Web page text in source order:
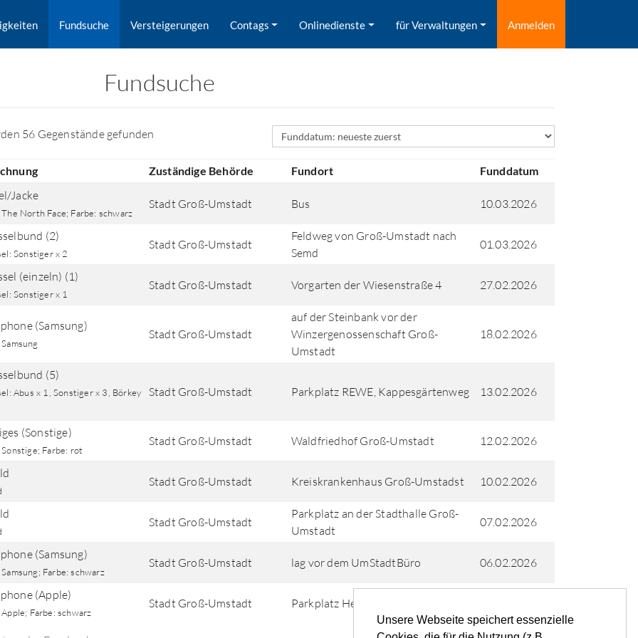
Unsere Webseite speichert essenzielle
Fundsuche Versteigerungen Contags Onlinedienste für Verwaltungen Anmelden
Fundsuche
nach Orten gesucht.
56 Gegenstände gefunden Sortierfeld
Zuständige Behörde Fundort Funddatum
Jacke
North Face; Farbe: schwarz
Stadt Groß-Umstadt Bus 10.03.2026
(2)
Sonstiger x 2
Stadt Groß-Umstadt
Feldweg von Groß-Umstadt nach
Semd
01.03.2026
(einzeln) (1)
Sonstiger x 1
Stadt Groß-Umstadt Vorgarten der Wiesenstraße 4 27.02.2026
(Samsung)
Stadt Groß-Umstadt
auf der Steinbank vor der
Winzergenossenschaft Groß-
Umstadt
18.02.2026
(5)
Abus x 1, Sonstiger x 3, Börkey
Stadt Groß-Umstadt Parkplatz REWE, Kappesgärtenweg 13.02.2026
(Sonstige)
Farbe: rot
Stadt Groß-Umstadt Waldfriedhof Groß-Umstadt 12.02.2026
Stadt Groß-Umstadt Kreiskrankenhaus Groß-Umstadst 10.02.2026
Stadt Groß-Umstadt
Parkplatz an der Stadthalle Groß-
Umstadt
07.02.2026
(Samsung)
Farbe: schwarz
Stadt Groß-Umstadt lag vor dem UmStadtBüro 06.02.2026
(Apple)
Farbe: schwarz
Stadt Groß-Umstadt Parkplatz Hellweg Groß-Umstadt